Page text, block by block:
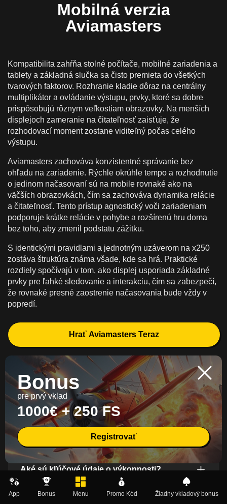
Mobilná verzia
Aviamasters
Kompatibilita zahŕňa stolné počítače, mobilné zariadenia a
tablety a základná slučka sa čisto premieta do všetkých
tvarových faktorov. Rozhranie kladie dôraz na centrálny
multiplikátor a ovládanie výstupu, prvky, ktoré sa dobre
prispôsobujú rôznym veľkostiam obrazovky. Na menších
displejoch zameranie na čitateľnosť zaisťuje, že
rozhodovací moment zostane viditeľný počas celého
výstupu.
Aviamasters zachováva konzistentné správanie bez
ohľadu na zariadenie. Rýchle okrúhle tempo a rozhodnutie
o jedinom načasovaní sú na mobile rovnaké ako na
väčších obrazovkách, čím sa zachováva dynamika relácie
a čitateľnosť. Tento prístup agnostický voči zariadeniam
podporuje krátke relácie v pohybe a rozšírenú hru doma
bez toho, aby zmenil podstatu zážitku.
S identickými pravidlami a jednotným uzáverom na x250
zostáva štruktúra známa všade, kde sa hrá. Praktické
rozdiely spočívajú v tom, ako displej usporiada základné
prvky pre ľahké sledovanie a interakciu, čím sa zabezpečí,
že rovnaké presné zaostrenie načasovania bude vždy v
popredí.
Hrať Aviamasters Teraz
FAQ
Čo je Aviamasters?
Aké sú kľúčové údaje o výkonnosti?
Bonus
pre prvý vklad
1000€ + 250 FS
Registrovať
App Bonus Menu Promo Kód Žiadny vkladový bonus